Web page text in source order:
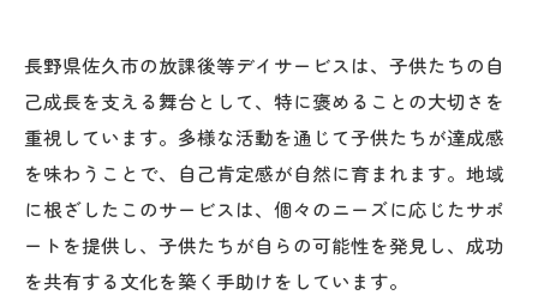
長野県佐久市の放課後等デイサービスは、子供たちの自
己成長を支える舞台として、特に褒めることの大切さを
重視しています。多様な活動を通じて子供たちが達成感
を味わうことで、自己肯定感が自然に育まれます。地域
に根ざしたこのサービスは、個々のニーズに応じたサポ
ートを提供し、子供たちが自らの可能性を発見し、成功
を共有する文化を築く手助けをしています。